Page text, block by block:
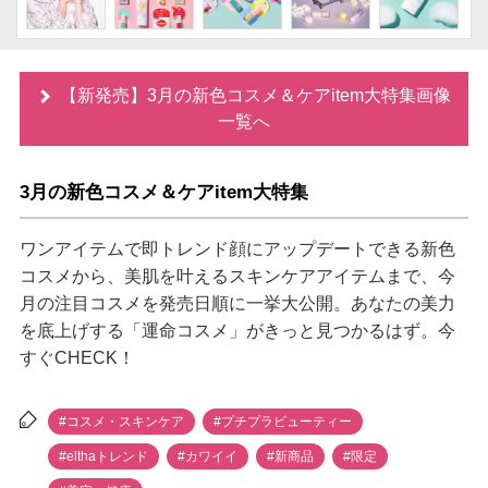
【新発売】3月の新色コスメ＆ケアitem大特集画像
一覧へ
3月の新色コスメ＆ケアitem大特集
ワンアイテムで即トレンド顔にアップデートできる新色
コスメから、美肌を叶えるスキンケアアイテムまで、今
月の注目コスメを発売日順に一挙大公開。あなたの美力
を底上げする「運命コスメ」がきっと見つかるはず。今
すぐCHECK！
#コスメ・スキンケア #プチプラビューティー
#elthaトレンド #カワイイ #新商品 #限定